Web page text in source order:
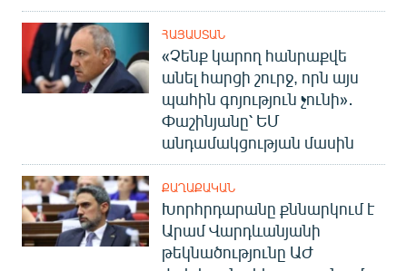
ՀԱՅԱՍՏԱՆ
«Չենք կարող հանրաքվե
անել հարցի շուրջ, որն այս
պահին գոյություն չունի»․
Փաշինյանը՝ ԵՄ
անդամակցության մասին
ՔԱՂԱՔԱԿԱՆ
Խորհրդարանը քննարկում է
Արամ Վարդևանյանի
թեկնածությունը ԱԺ